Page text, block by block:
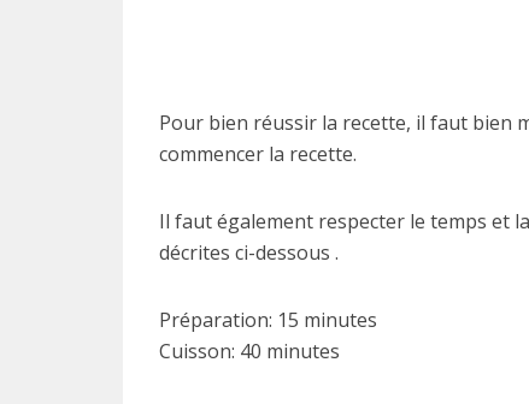
Pour bien réussir la recette, il faut bien
commencer la recette.
Il faut également respecter le temps et
décrites ci-dessous .
Préparation: 15 minutes
Cuisson: 40 minutes